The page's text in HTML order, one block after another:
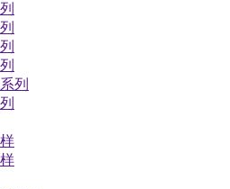
列